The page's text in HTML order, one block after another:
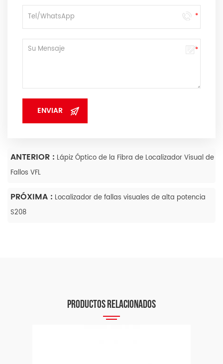
ANTERIOR : Lápiz Óptico de la Fibra de Localizador Visual de
Fallos VFL
PRÓXIMA : Localizador de fallas visuales de alta potencia
S208
PRODUCTOS RELACIONADOS